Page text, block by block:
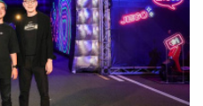
車主購車選色統計顯示，
歡迎的車色系，整體仍以質
主青睞。（圖片提供／
它！郵務車專屬設計細節大
機車，但因換電生態系不完
據透露，iRent過往就曾評
還貴，一度想要退出，但考
務用戶立場，才咬牙苦撐。